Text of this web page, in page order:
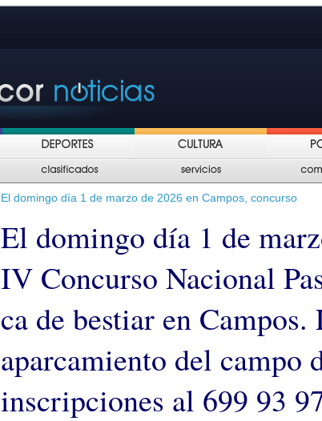
El domingo día 1 de marzo de 2026 en Campos, concurso
El domingo día 1 de
IV Concurso Nacional
ca de bestiar en
aparcamiento del campo
inscripciones al 699 93